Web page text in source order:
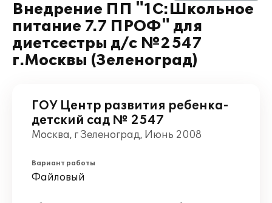
Внедрение ПП "1С:Школьное
питание 7.7 ПРОФ" для
диетсестры д/c №2547
г.Москвы (Зеленоград)
ГОУ Центр развития ребенка-
детский сад № 2547
Москва, г Зеленоград, Июнь 2008
Вариант работы
Файловый